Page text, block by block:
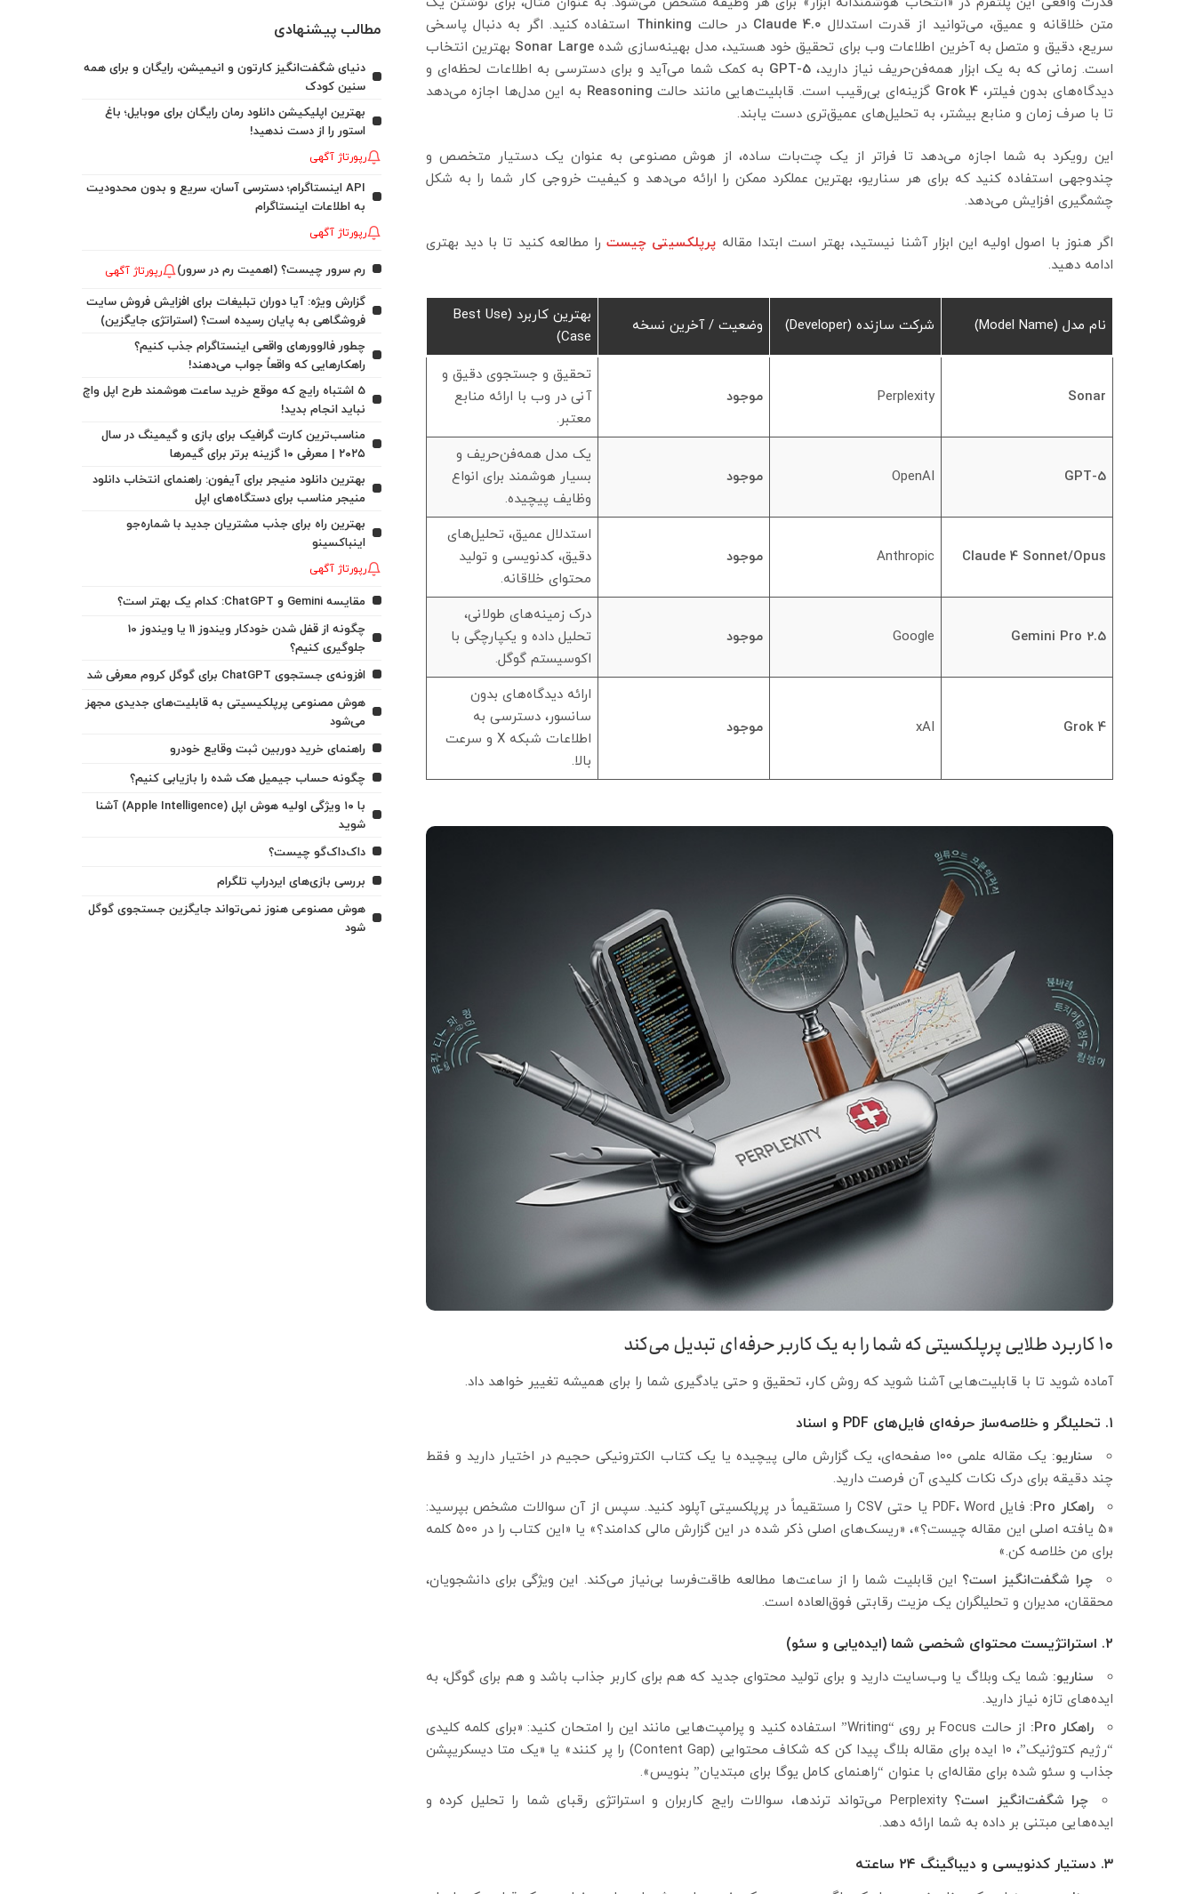
متن خلاقانه و عمیق، می‌توانید از قدرت استدلال Claude 4.0 در حالت Thinking استفاده کنید. اگر به دنبال پاسخی
سریع، دقیق و متصل به آخرین اطلاعات وب برای تحقیق خود هستید، مدل بهینه‌سازی شدهSonar Large بهترین انتخاب
است. زمانی که به یک ابزار همه‌فن‌حریف نیاز دارید،GPT-5 به کمک شما می‌آید و برای دسترسی به اطلاعات لحظه‌ای و
دیدگاه‌های بدون فیلتر، Grok 4 گزینه‌ای بی‌رقیب است. قابلیت‌هایی مانند حالت Reasoning به این مدل‌ها اجازه می‌دهد
تا با صرف زمان و منابع بیشتر، به تحلیل‌های عمیق‌تری دست یابند.
این رویکرد به شما اجازه می‌دهد تا فراتر از یک چت‌بات ساده، از هوش مصنوعی به عنوان یک دستیار متخصص و
چندوجهی استفاده کنید که برای هر سناریو، بهترین عملکرد ممکن را ارائه می‌دهد و کیفیت خروجی کار شما را به شکل
چشمگیری افزایش می‌دهد.
اگر هنوز با اصول اولیه این ابزار آشنا نیستید، بهتر است ابتدا مقاله پرپلکسیتی چیسترا مطالعه کنید تا با دید بهتری
ادامه دهید.
نام مدل (Model Name) شرکت سازنده (Developer) وضعیت / آخرین نسخه
بهترین کاربرد (Best Use
Case)
Sonar
Perplexity موجود
تحقیق و جستجوی دقیق و
آنی در وب با ارائه منابع
معتبر.
GPT-5
OpenAI موجود
یک مدل همه‌فن‌حریف و
بسیار هوشمند برای انواع
وظایف پیچیده.
Claude 4 Sonnet/Opus
Anthropic موجود
استدلال عمیق، تحلیل‌های
دقیق، کدنویسی و تولید
محتوای خلاقانه.
Gemini Pro 2.5
Google موجود
درک زمینه‌های طولانی،
تحلیل داده و یکپارچگی با
اکوسیستم گوگل.
Grok 4
xAI موجود
ارائه دیدگاه‌های بدون
سانسور، دسترسی به
اطلاعات شبکه X و سرعت
بالا.
۱۰ کاربرد طلایی پرپلکسیتی که شما را به یک کاربر حرفه‌ای تبدیل می‌کند
آماده شوید تا با قابلیت‌هایی آشنا شوید که روش کار، تحقیق و حتی یادگیری شما را برای همیشه تغییر خواهد داد.
۱. تحلیلگر و خلاصه‌ساز حرفه‌ای فایل‌های PDF و اسناد
سناریو:
یک مقاله علمی ۱۰۰ صفحه‌ای، یک گزارش مالی پیچیده یا یک کتاب الکترونیکی حجیم در اختیار دارید و فقط
چند دقیقه برای درک نکات کلیدی آن فرصت دارید.
راهکار Pro:
فایل PDF، Word یا حتی CSV را مستقیماً در پرپلکسیتی آپلود کنید. سپس از آن سوالات مشخص بپرسید:
«۵ یافته اصلی این مقاله چیست؟»، «ریسک‌های اصلی ذکر شده در این گزارش مالی کدامند؟» یا «این کتاب را در ۵۰۰ کلمه
برای من خلاصه کن.»
چرا شگفت‌انگیز است؟ این قابلیت شما را از ساعت‌ها مطالعه طاقت‌فرسا بی‌نیاز می‌کند. این ویژگی برای دانشجویان،
محققان، مدیران و تحلیلگران یک مزیت رقابتی فوق‌العاده است.
۲. استراتژیست محتوای شخصی شما (ایده‌یابی و سئو)
سناریو: شما یک وبلاگ یا وب‌سایت دارید و برای تولید محتوای جدید که هم برای کاربر جذاب باشد و هم برای گوگل، به
ایده‌های تازه نیاز دارید.
راهکار Pro:
از حالت Focus بر روی “Writing” استفاده کنید و پرامپت‌هایی مانند این را امتحان کنید: «برای کلمه کلیدی
“رژیم کتوژنیک”، ۱۰ ایده برای مقاله بلاگ پیدا کن که شکاف محتوایی (Content Gap) را پر کنند» یا «یک متا دیسکریپشن
جذاب و سئو شده برای مقاله‌ای با عنوان “راهنمای کامل یوگا برای مبتدیان” بنویس».
چرا شگفت‌انگیز است؟
Perplexity می‌تواند ترندها، سوالات رایج کاربران و استراتژی رقبای شما را تحلیل کرده و
ایده‌هایی مبتنی بر داده به شما ارائه دهد.
۳. دستیار کدنویسی و دیباگینگ ۲۴ ساعته
مطالب پیشنهادی
دنیای شگفت‌انگیز کارتون و انیمیشن، رایگان و برای همه
سنین کودک
بهترین اپلیکیشن دانلود رمان رایگان برای موبایل؛ باغ
استور را از دست ندهید!
رپورتاژ آگهی
API اینستاگرام؛ دسترسی آسان، سریع و بدون محدودیت
به اطلاعات اینستاگرام
رپورتاژ آگهی
رم سرور چیست؟ (اهمیت رم در سرور) رپورتاژ آگهی
گزارش ویژه: آیا دوران تبلیغات برای افزایش فروش سایت
فروشگاهی به پایان رسیده است؟ (استراتژی جایگزین)
چطور فالوورهای واقعی اینستاگرام جذب کنیم؟
راهکارهایی که واقعاً جواب می‌دهند!
5 اشتباه رایج که موقع خرید ساعت هوشمند طرح اپل واچ
نباید انجام بدید!
مناسب‌ترین کارت گرافیک برای بازی و گیمینگ در سال
۲۰۲۵ | معرفی ۱۰ گزینه برتر برای گیمرها
بهترین دانلود منیجر برای آیفون: راهنمای انتخاب دانلود
منیجر مناسب برای دستگاه‌های اپل
بهترین راه برای جذب مشتریان جدید با شماره‌جو
اینباکسینو
رپورتاژ آگهی
مقایسه Gemini و ChatGPT: کدام یک بهتر است؟
چگونه از قفل شدن خودکار ویندوز 11 یا ویندوز 10
جلوگیری کنیم؟
افزونه‌ی جستجوی ChatGPT برای گوگل کروم معرفی شد
هوش مصنوعی پرپلکیسیتی به قابلیت‌های جدیدی مجهز
می‌شود
راهنمای خرید دوربین ثبت وقایع خودرو
چگونه حساب جیمیل هک شده را بازیابی کنیم؟
با ۱۰ ویژگی اولیه هوش اپل (Apple Intelligence) آشنا
شوید
داک‌داک‌گو چیست؟
بررسی بازی‌های ایردراپ تلگرام
هوش مصنوعی هنوز نمی‌تواند جایگزین جستجوی گوگل
شود